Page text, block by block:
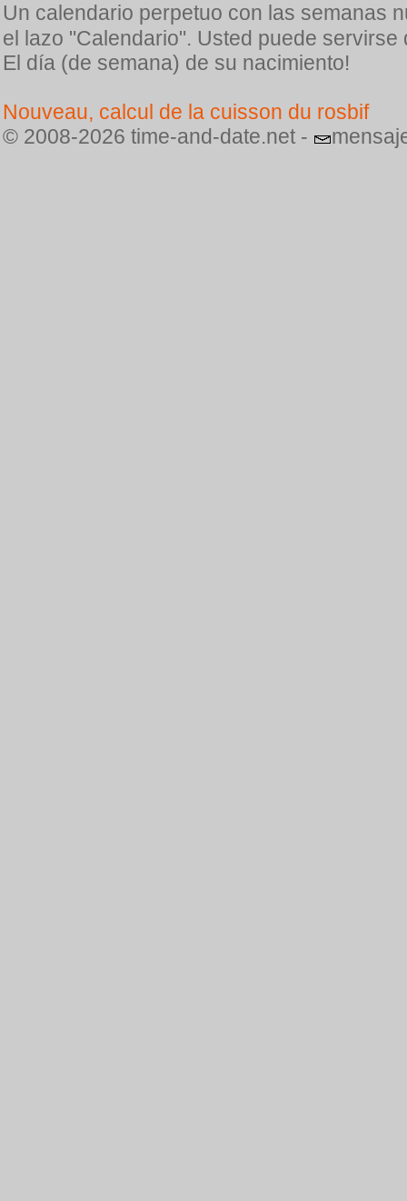
Un calendario perpetuo con las semanas
el lazo "Calendario". Usted puede
El día (de semana) de su nacimiento!
Nouveau, calcul de la cuisson du rosbif
© 2008-2026 time-and-date.net -